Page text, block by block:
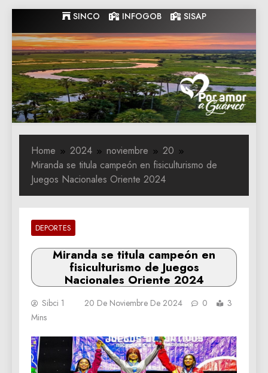
to
content
SINCO INFOGOB SISAP
Gobernacion
de Guarico
Gobernacion de Guarico
Home 2024 noviembre
20
Miranda se titula campeón en fisiculturismo de
Juegos Nacionales Oriente 2024
DEPORTES
Miranda se titula campeón en
fisiculturismo de Juegos
Nacionales Oriente 2024
Sibci 1 20 De Noviembre De 2024 0
3
Mins